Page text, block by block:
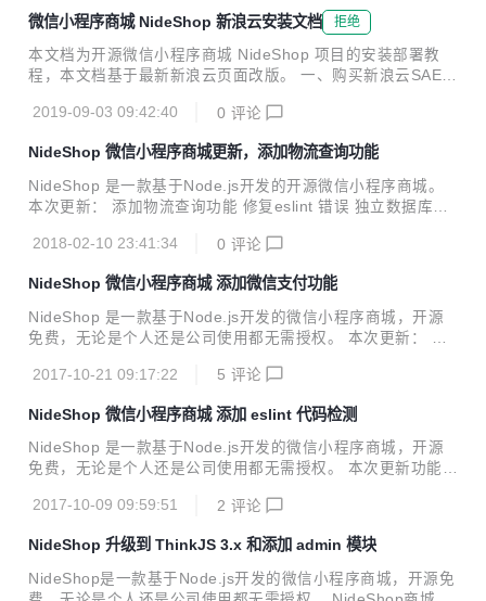
微信小程序商城 NideShop 新浪云安装文档 拒绝
本文档为开源微信小程序商城 NideShop 项目的安装部署教
程，本文档基于最新新浪云页面改版。 一、购买新浪云SAE
可用做微信小程序服务器。 SAE推荐链接：http://sae.sina.c
统：centos 操作系统版本：7.6.1810 单实例配置：高级 II 型
（不建议选择基础型，因为配置低可能会导致安装失败 ） 二
级域名：testnideshop（不可以重复，最终域名为：testnides
2019-09-03 09:42:40 0 评论
NideShop 微信小程序商城更新，添加物流查询功能
NideShop 是一款基于Node.js开发的开源微信小程序商城。
本次更新： 添加物流查询功能 修复eslint 错误 独立数据库配
验证码登录 添加手机号和微信账号互相绑定 优化加入购物车
发的高仿网易严选开源B2C商城（微信小程序客户端），具有
以下特性： 界面高仿网易严选商城(主要是2016年wap版) 测
试数据采集自网易严选商城 功能和数据库参考ecshop 服务端
2018-02-10 23:41:34 0 评论
NideShop 微信小程序商城 添加微信支付功能
NideShop 是一款基于Node.js开发的微信小程序商城，开源
免费，无论是个人还是公司使用都无需授权。 本次更新： 添
mon/config/config.js
2017-10-21 09:17:22 5 评论
NideShop 微信小程序商城 添加 eslint 代码检测
NideShop 是一款基于Node.js开发的微信小程序商城，开源
免费，无论是个人还是公司使用都无需授权。 本次更新功能：
风格
2017-10-09 09:59:51 2 评论
NideShop 升级到 ThinkJS 3.x 和添加 admin 模块
NideShop是一款基于Node.js开发的微信小程序商城，开源免